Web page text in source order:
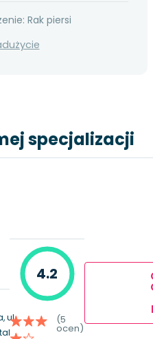
Rak piersi
specjalizacji
ul.
4.2
(5
ocen)